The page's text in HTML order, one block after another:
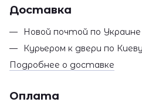
Доставка
Новой почтой по
Курьером к двери по
Подробнее о доставке
Оплата